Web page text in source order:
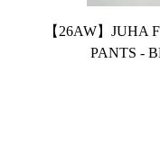
【26AW】JUHA
PANTS -